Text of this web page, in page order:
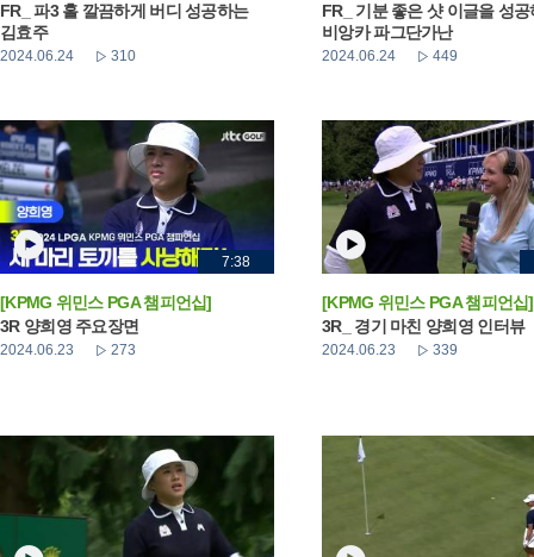
FR_ 파3 홀 깔끔하게 버디 성공하는
김효주
2024.06.24 310
FR_ 기분 좋은 샷 이글을 성공
비앙카 파그단가난
2024.06.24 449
7:38
[KPMG 위민스 PGA 챔피언십]
3R 양희영 주요장면
2024.06.23 273
[KPMG 위민스 PGA 챔피언십]
3R_ 경기 마친 양희영 인터뷰
2024.06.23 339